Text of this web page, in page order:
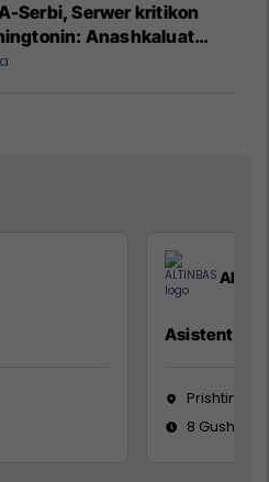
Serbi, Serwer kritikon
Anashkaluat
sulmin ndaj KFOR-it
Asistente e
Prishtinë
8 Gusht